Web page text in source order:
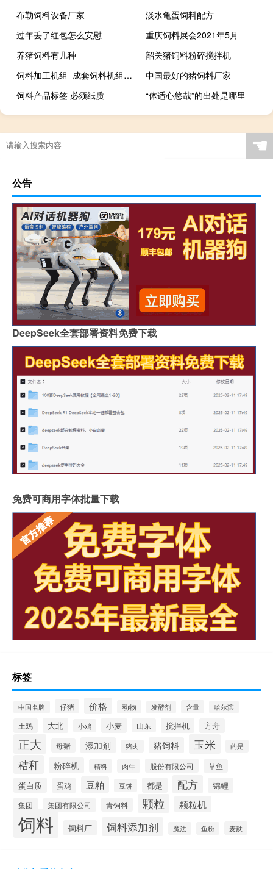
布勒饲料设备厂家
淡水龟蛋饲料配方
过年丢了红包怎么安慰
重庆饲料展会2021年5月
养猪饲料有几种
韶关猪饲料粉碎搅拌机
饲料加工机组_成套饲料机组_干粉砂浆混合机
中国最好的猪饲料厂家
饲料产品标签 必须纸质
“体适心悠哉”的出处是哪里
☚
公告
DeepSeek全套部署资料免费下载
免费可商用字体批量下载
标签
中国名牌 仔猪 价格 动物 发酵剂 含量 哈尔滨
土鸡 大北 小鸡 小麦 山东 搅拌机 方舟
正大 母猪 添加剂 猪肉 猪饲料 玉米 的是
秸秆 粉碎机 精料 肉牛 股份有限公司 草鱼
蛋白质 蛋鸡 豆粕 豆饼 都是 配方 锦鲤
集团 集团有限公司 青饲料 颗粒 颗粒机
饲料 饲料厂 饲料添加剂 魔法 鱼粉 麦麸